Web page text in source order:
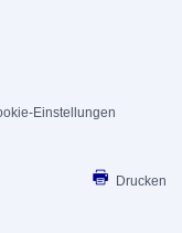
Einstellungen
Drucken